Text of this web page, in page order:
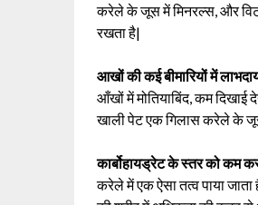
करेले के जूस में मिनरल्स, और
रखता है|
आखों की कई बीमारियों में
आँखों में मोतियाबिंद, कम
खाली पेट एक गिलास करेले के
कार्बोहायड्रेट के स्तर को कम
करेले में एक ऐसा तत्व पाया जाता